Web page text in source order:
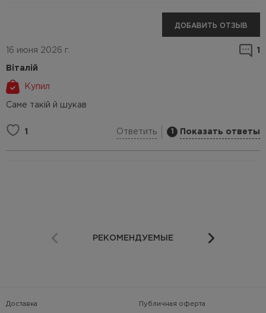
ДОБАВИТЬ ОТЗЫВ
16 июня 2026 г. 1
Віталій
Купил
Саме такій й шукав
1 Ответить 1 Показать ответы
РЕКОМЕНДУЕМЫЕ
Доставка Публичная оферта